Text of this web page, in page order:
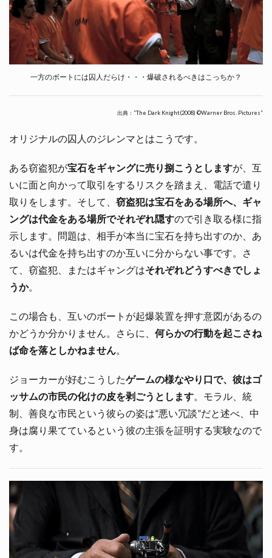
一方のボートには囚人だらけ・・・爆破されるべきはこっちか？
出典：”The Dark Knight(2008) ©Warner Bros. Pictures”
オリジナルの囚人のジレンマとはこうです。
ある窃盗犯が宝石をギャングに売り捌こうとしますが、互
いに面と向かって取引をするリスクを踏まえ、電話で遣り
取りをします。そして、 窃盗犯は宝石をある場所へ、ギャ
ングは代金をある場所でそれぞれ隠すので引き取る様に指
示します。問題は、相手が本当に宝石を持ち出すのか、あ
るいは代金を持ち出すのか互いに分からない事です。さ
て、窃盗犯、またはギャングはそれぞれどうすべきでしょ
うか。
この場合も、互いのボートが起爆装置を押す意図があるの
かどうか分かりません。さらに、 何らかの行動を起こさね
ば命を落としかねません。
ジョーカーが好むこうしたゲームの様なやり口で、彼はゴ
ッサムの市民の化けの皮を剥ごうとします。モラル、統
制、善良な市民という彼らの姿は”悪い冗談”だと述べ、中
身は腐り果てているという彼の主張を証明する実験なので
す。